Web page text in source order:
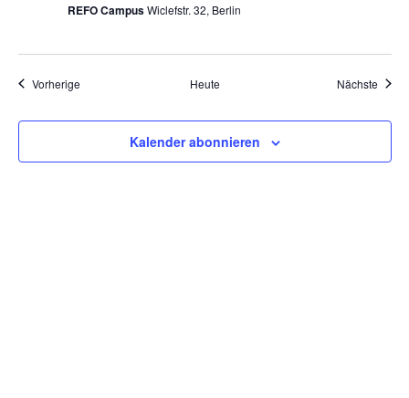
REFO CampusWiclefstr. 32, Berlin
VorherigeVeranstaltungen Heute Nächste
Kalender abonnieren